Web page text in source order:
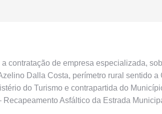
contratação de empresa especializada,
Dalla Costa, perímetro rural sentido
do Turismo e contrapartida do
Recapeamento Asfáltico da Estrada